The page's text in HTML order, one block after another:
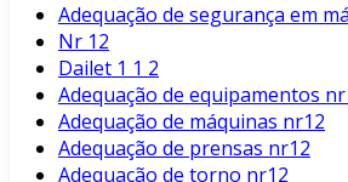
Adequação de segurança em
Nr 12
Dailet 1 1 2
Adequação de equipamentos
Adequação de máquinas nr12
Adequação de prensas nr12
Adequação de torno nr12